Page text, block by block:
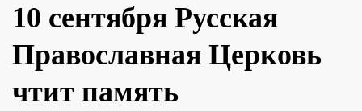
10 сентября Русская
Православная Церковь
чтит память